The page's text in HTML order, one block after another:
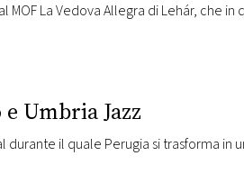
MOF La Vedova Allegra di Lehár, che
Umbria Jazz
durante il quale Perugia si trasforma in